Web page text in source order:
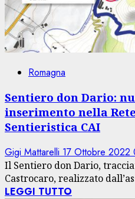
Romagna
Sentiero don Dario:
inserimento nella
Sentieristica CAI
Gigi Mattarelli 17 Ottobre 2022
Il Sentiero don Dario,
Castrocaro, realizzato
LEGGI TUTTO